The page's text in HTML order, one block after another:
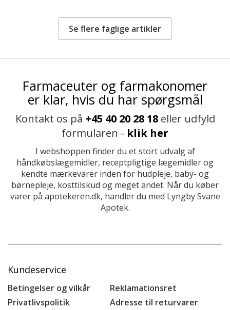
Se flere faglige artikler
Farmaceuter og farmakonomer
er klar, hvis du har spørgsmål
Kontakt os på +45 40 20 28 18eller udfyld
formularen - klik her
I webshoppen finder du et stort udvalg af
håndkøbslægemidler, receptpligtige lægemidler og
kendte mærkevarer inden for hudpleje, baby- og
børnepleje, kosttilskud og meget andet. Når du køber
varer på apotekeren.dk, handler du med Lyngby Svane
Apotek.
Kundeservice
Betingelser og vilkår
Privatlivspolitik
Reklamationsret
Adresse til returvarer